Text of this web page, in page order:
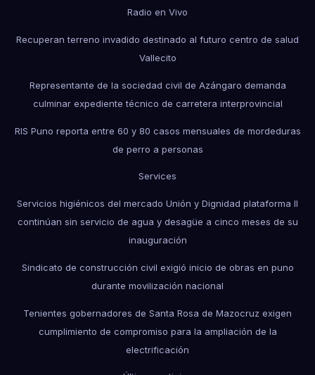
Radio en Vivo
Recuperan terreno invadido destinado al futuro centro de salud
Vallecito
Representante de la sociedad civil de Azángaro demanda
culminar expediente técnico de carretera interprovincial
RIS Puno reporta entre 60 y 80 casos mensuales de mordeduras
de perro a personas
Services
Servicios higiénicos del mercado Unión y Dignidad plataforma II
continúan sin servicio de agua y desagüe a cinco meses de su
inauguración
Sindicato de construcción civil exigió inicio de obras en puno
durante movilización nacional
Tenientes gobernadores de Santa Rosa de Mazocruz exigen
cumplimiento de compromiso para la ampliación de la
electrificación